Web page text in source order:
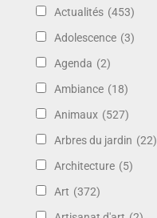
Actualités (453)
Adolescence (3)
Agenda (2)
Ambiance (18)
Animaux (527)
Arbres du jardin (22)
Architecture (5)
Art (372)